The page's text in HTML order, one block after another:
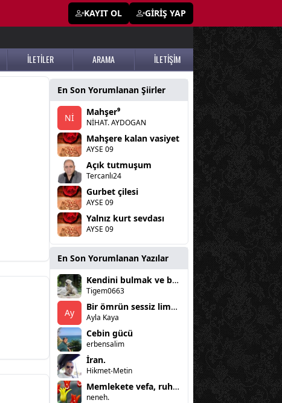
KAYIT OL GİRİŞ YAP
İLETİLER ARAMA İLETİŞİM
En Son Yorumlanan Şiirler
Nİ
Mahşer⁹
NİHAT. AYDOGAN
Mahşere kalan vasiyet
AYSE 09
Açık tutmuşum
Tercanlı24
Gurbet çilesi
AYSE 09
Yalnız kurt sevdası
AYSE 09
En Son Yorumlanan Yazılar
Kendini bulmak ve benlik arayışı
Tigem0663
Ay
Bir ömrün sessiz limanı: şenay ile güven
Ayla Kaya
Cebin gücü
erbensalim
İran.
Hikmet-Metin
Memlekete vefa, ruhumuza şifa: bir sıla-i rahim hikayesi (kanlıca)
neneh.